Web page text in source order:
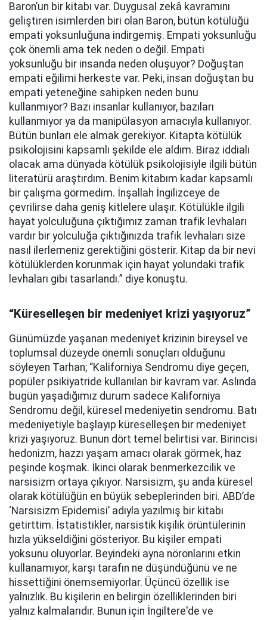
Baron’un bir kitabı var. Duygusal zekâ kavramını
geliştiren isimlerden biri olan Baron, bütün kötülüğü
empati yoksunluğuna indirgemiş. Empati yoksunluğu
çok önemli ama tek neden o değil. Empati
yoksunluğu bir insanda neden oluşuyor? Doğuştan
empati eğilimi herkeste var. Peki, insan doğuştan bu
empati yeteneğine sahipken neden bunu
kullanmıyor? Bazı insanlar kullanıyor, bazıları
kullanmıyor ya da manipülasyon amacıyla kullanıyor.
Bütün bunları ele almak gerekiyor. Kitapta kötülük
psikolojisini kapsamlı şekilde ele aldım. Biraz iddialı
olacak ama dünyada kötülük psikolojisiyle ilgili bütün
literatürü araştırdım. Benim kitabım kadar kapsamlı
bir çalışma görmedim. İnşallah İngilizceye de
çevrilirse daha geniş kitlelere ulaşır. Kötülükle ilgili
hayat yolculuğuna çıktığımız zaman trafik levhaları
vardır bir yolculuğa çıktığınızda trafik levhaları size
nasıl ilerlemeniz gerektiğini gösterir. Kitap da bir nevi
kötülüklerden korunmak için hayat yolundaki trafik
levhaları gibi tasarlandı.” diye konuştu.
“Küreselleşen bir medeniyet krizi yaşıyoruz”
Günümüzde yaşanan medeniyet krizinin bireysel ve
toplumsal düzeyde önemli sonuçları olduğunu
söyleyen Tarhan; “Kaliforniya Sendromu diye geçen,
popüler psikiyatride kullanılan bir kavram var. Aslında
bugün yaşadığımız durum sadece Kaliforniya
Sendromu değil, küresel medeniyetin sendromu. Batı
medeniyetiyle başlayıp küreselleşen bir medeniyet
krizi yaşıyoruz. Bunun dört temel belirtisi var. Birincisi
hedonizm, hazzı yaşam amacı olarak görmek, haz
peşinde koşmak. İkinci olarak benmerkezcilik ve
narsisizm ortaya çıkıyor. Narsisizm, şu anda küresel
olarak kötülüğün en büyük sebeplerinden biri. ABD’de
‘Narsisizm Epidemisi’ adıyla yazılmış bir kitabı
getirttim. İstatistikler, narsistik kişilik örüntülerinin
hızla yükseldiğini gösteriyor. Bu kişiler empati
yoksunu oluyorlar. Beyindeki ayna nöronlarını etkin
kullanamıyor, karşı tarafın ne düşündüğünü ve ne
hissettiğini önemsemiyorlar. Üçüncü özellik ise
yalnızlık. Bu kişilerin en belirgin özelliklerinden biri
yalnız kalmalarıdır. Bunun için İngiltere'de ve